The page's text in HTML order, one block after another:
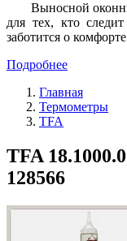
Выносной
для тех, кто
заботится о
Подробнее
Главная
Термометры
TFA
TFA
128566